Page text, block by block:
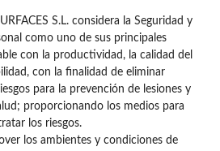
S.L. considera la Seguridad y
como uno de sus principales
con la productividad, la calidad del
con la finalidad de eliminar
para la prevención de lesiones y
proporcionando los medios para
los riesgos.
los ambientes y condiciones de